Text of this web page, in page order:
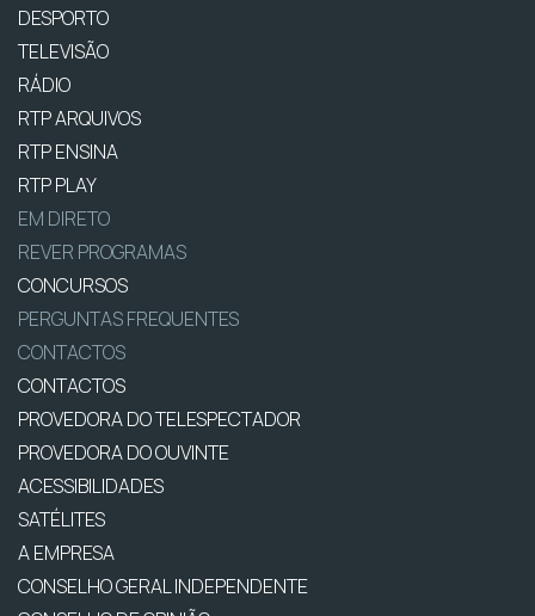
DESPORTO
TELEVISÃO
RÁDIO
RTP ARQUIVOS
RTP ENSINA
RTP PLAY
EM DIRETO
REVER PROGRAMAS
CONCURSOS
PERGUNTAS FREQUENTES
CONTACTOS
CONTACTOS
PROVEDORA DO TELESPECTADOR
PROVEDORA DO OUVINTE
ACESSIBILIDADES
SATÉLITES
A EMPRESA
CONSELHO GERAL INDEPENDENTE